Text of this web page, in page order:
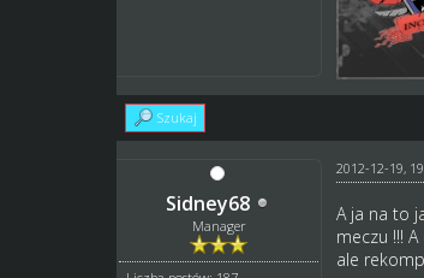
Szukaj
Sidney68
Manager
2012-12-19,
A ja na to
meczu !!!
ale